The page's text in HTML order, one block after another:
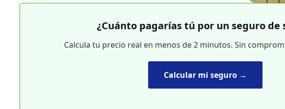
¿Cuánto pagarías tú por un seguro de
Calcula tu precio real en menos de 2 minutos. Sin
Calcular mi seguro →